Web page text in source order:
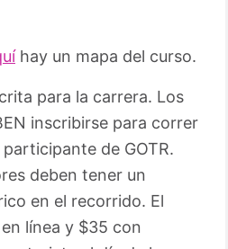
hay un mapa del curso.
para la carrera. Los
inscribirse para correr
de GOTR.
deben tener un
en el recorrido. El
línea y $35 con